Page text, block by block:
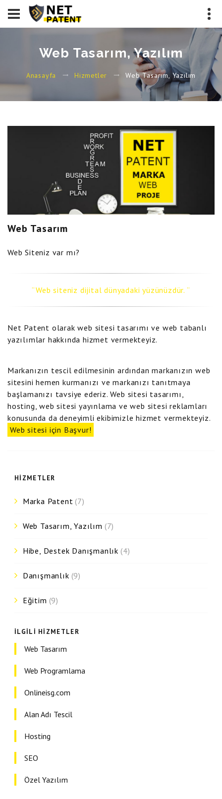
Web Tasarım, Yazılım
Anasayfa Hizmetler Web Tasarım, Yazılım
Web Tasarım
Web Siteniz var mı?
Web siteniz dijital dünyadaki yüzünüzdür.
Net Patent olarak web sitesi tasarımı ve web tabanlı
yazılımlar hakkında hizmet vermekteyiz.
Markanızın tescil edilmesinin ardından markanızın web
sitesini hemen kurmanızı ve markanızı tanıtmaya
başlamanızı tavsiye ederiz. Web sitesi tasarımı,
hosting, web sitesi yayınlama ve web sitesi reklamları
konusunda da deneyimli ekibimizle hizmet vermekteyiz.
Web sitesi için Başvur!
HIZMETLER
Marka Patent (7)
Web Tasarım, Yazılım (7)
Hibe, Destek Danışmanlık (4)
Danışmanlık (9)
Eğitim (9)
İLGILI HIZMETLER
Web Tasarım
Web Programlama
Onlineisg.com
Alan Adı Tescil
Hosting
SEO
Özel Yazılım